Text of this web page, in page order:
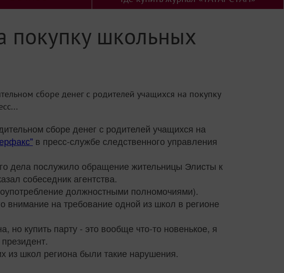
покупку школьных
сборе денег с родителей учащихся на покупку
сборе денег с родителей учащихся на
в пресс-службе следственного управления
дела послужило обращение жительницы Элисты к
собеседник агентства.
должностными полномочиями).
на требование одной из школ в регионе
но купить парту - это вообще что-то новенькое, я
из школ региона были такие нарушения.